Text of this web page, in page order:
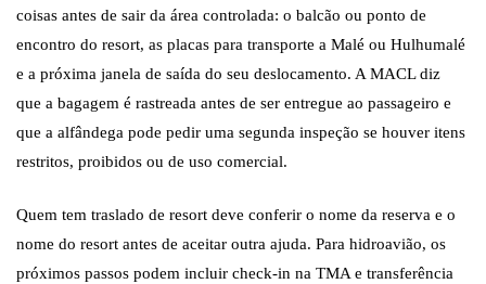
coisas antes de sair da área controlada: o balcão ou ponto de
encontro do resort, as placas para transporte a Malé ou Hulhumalé
e a próxima janela de saída do seu deslocamento. A MACL diz
que a bagagem é rastreada antes de ser entregue ao passageiro e
que a alfândega pode pedir uma segunda inspeção se houver itens
restritos, proibidos ou de uso comercial.
Quem tem traslado de resort deve conferir o nome da reserva e o
nome do resort antes de aceitar outra ajuda. Para hidroavião, os
próximos passos podem incluir check-in na TMA e transferência